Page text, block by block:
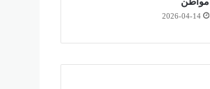
2026-04-14